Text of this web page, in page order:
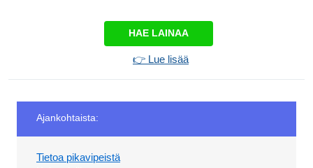
HAE LAINAA
👉 Lue lisää
Ajankohtaista:
Tietoa pikavipeistä